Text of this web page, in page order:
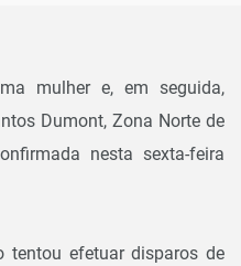
mulher e, em seguida,
Dumont, Zona Norte de
nesta sexta-feira
tentou efetuar disparos de